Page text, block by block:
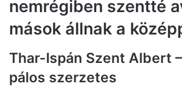
nemrégiben szentté
mások állnak a
Thar-Ispán Szent Albert
pálos szerzetes